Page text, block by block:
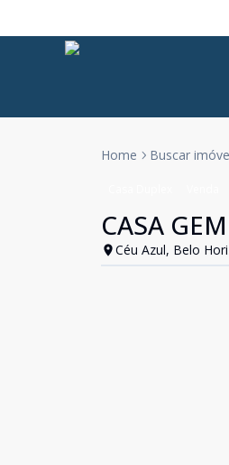
Home Buscar
CASA
Céu Azul, Belo